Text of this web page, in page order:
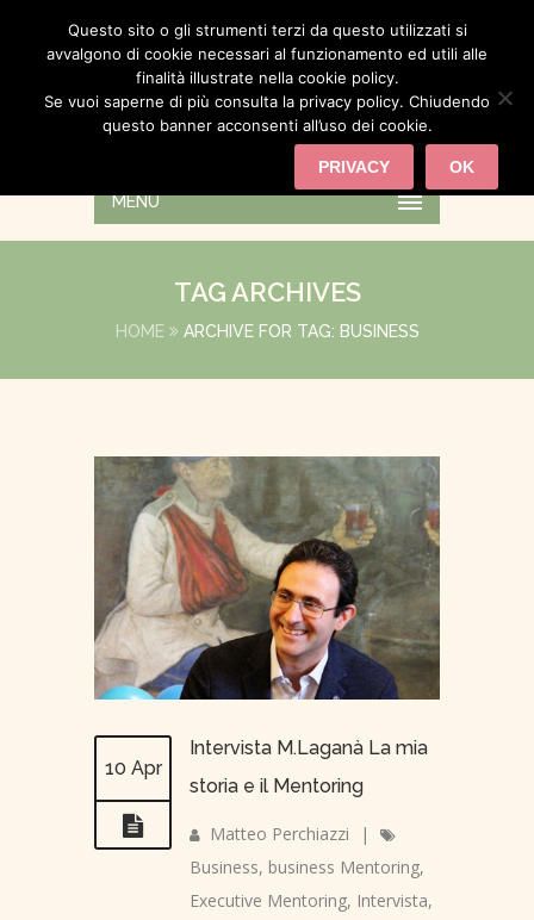
MENU
TAG ARCHIVES
HOME ARCHIVE FOR TAG: BUSINESS
10 Apr
Intervista M.Laganà La mia
storia e il Mentoring
Matteo Perchiazzi
|
Business, business Mentoring,
Executive Mentoring, Intervista,
Questo sito o gli strumenti terzi da questo utilizzati si
avvalgono di cookie necessari al funzionamento ed utili alle
finalità illustrate nella cookie policy.
Se vuoi saperne di più consulta la privacy policy. Chiudendo
questo banner acconsenti all’uso dei cookie.
OK
PRIVACY